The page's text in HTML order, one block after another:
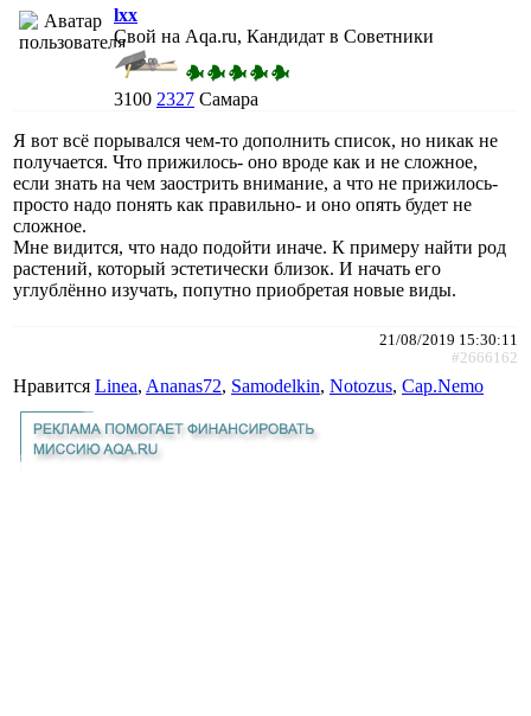
lxx
Свой на Aqa.ru, Кандидат в Советники
3100 2327 Самара
Я вот всё порывался чем-то дополнить список, но никак не
получается. Что прижилось- оно вроде как и не сложное,
если знать на чем заострить внимание, а что не прижилось-
просто надо понять как правильно- и оно опять будет не
сложное.
Мне видится, что надо подойти иначе. К примеру найти род
растений, который эстетически близок. И начать его
углублённо изучать, попутно приобретая новые виды.
21/08/2019 15:30:11
#2666162
Нравится Linea, Ananas72, Samodelkin, Notozus, Cap.Nemo